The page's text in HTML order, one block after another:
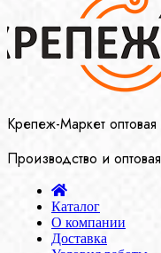
Крепеж-Маркет
Производство и
Каталог
О компании
Доставка